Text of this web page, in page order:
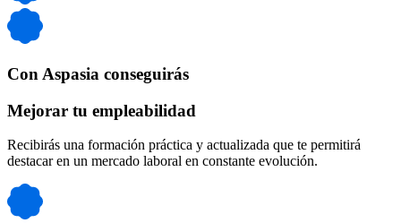
Con Aspasia conseguirás
Mejorar tu empleabilidad
Recibirás una formación práctica y actualizada que te permitirá
destacar en un mercado laboral en constante evolución.